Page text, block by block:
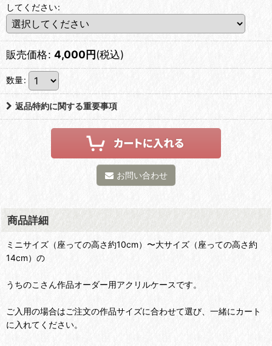
してください:
販売価格: 4,000円(税込)
数量:
返品特約に関する重要事項
お問い合わせ
商品詳細
ミニサイズ（座っての高さ約10cm）〜大サイズ（座っての高さ約
14cm）の
うちのこさん作品オーダー用アクリルケースです。
ご入用の場合はご注文の作品サイズに合わせて選び、一緒にカート
に入れてください。